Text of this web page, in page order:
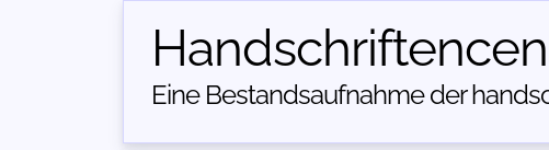
Eine Bestandsaufnahme der